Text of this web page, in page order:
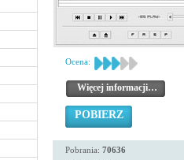
Ocena:
Więcej informacji…
POBIERZ
Pobrania: 70636